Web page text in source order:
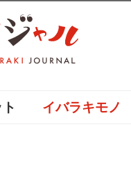
イバラキモノ